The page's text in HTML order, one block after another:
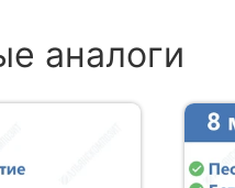
аналоги